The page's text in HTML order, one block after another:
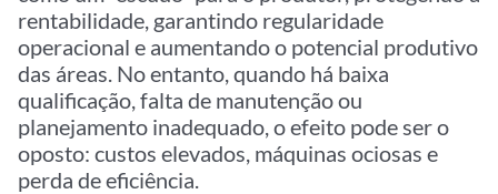
rentabilidade, garantindo regularidade
operacional e aumentando o potencial produtivo
das áreas. No entanto, quando há baixa
qualificação, falta de manutenção ou
planejamento inadequado, o efeito pode ser o
oposto: custos elevados, máquinas ociosas e
perda de eficiência.